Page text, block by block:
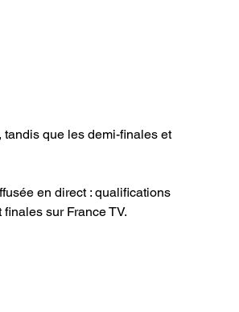
tandis que les demi-finales et
en direct : qualifications
sur France TV.